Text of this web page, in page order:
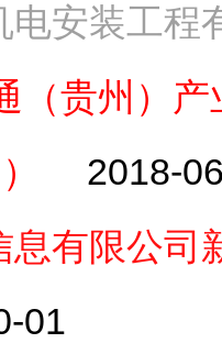
电安装工程
（贵州）
2018-
息有限公司
01